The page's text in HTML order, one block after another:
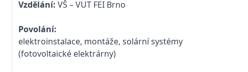
Vzdělání: VŠ – VUT FEI Brno
Povolání:
elektroinstalace, montáže, solární systémy
(fotovoltaické elektrárny)